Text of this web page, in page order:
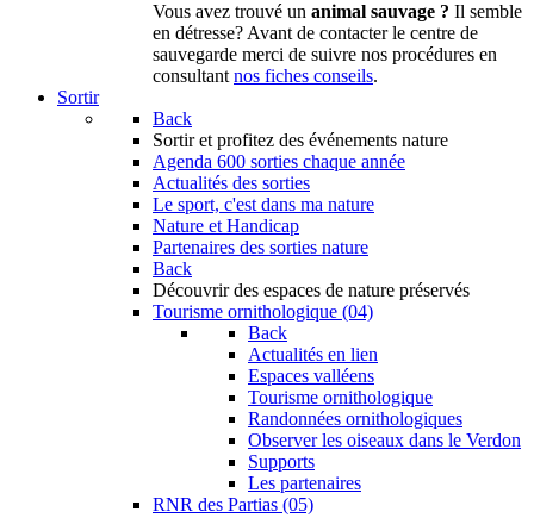
Vous avez trouvé un animal sauvage ? Il semble
en détresse? Avant de contacter le centre de
sauvegarde merci de suivre nos procédures en
consultant nos fiches conseils.
Sortir
Back
Sortir et profitez des événements nature
Agenda 600 sorties chaque année
Actualités des sorties
Le sport, c'est dans ma nature
Nature et Handicap
Partenaires des sorties nature
Back
Découvrir des espaces de nature préservés
Tourisme ornithologique (04)
Back
Actualités en lien
Espaces valléens
Tourisme ornithologique
Randonnées ornithologiques
Observer les oiseaux dans le Verdon
Supports
Les partenaires
RNR des Partias (05)